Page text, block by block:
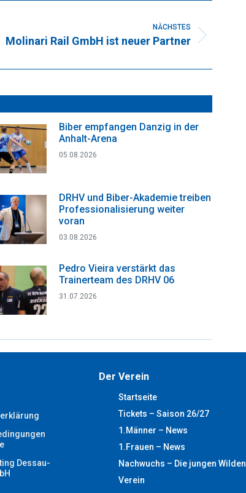
NÄCHSTES
Molinari Rail GmbH ist neuer Partner
Biber empfangen Danzig in der
Anhalt-Arena
05.08.2026
DRHV und Biber-Akademie treiben
Professionalisierung weiter
voran
03.08.2026
Pedro Vieira verstärkt das
Trainerteam des DRHV 06
31.07.2026
Dessau-
Der Verein
Startseite
Tickets – Saison 26/27
1.Männer – News
1.Frauen – News
Nachwuchs – Die jungen Wilden
Verein